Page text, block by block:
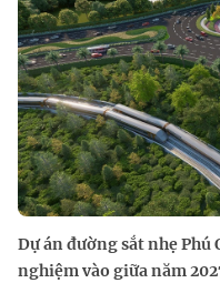
Dự án đường sắt nhẹ Phú
nghiệm vào giữa năm